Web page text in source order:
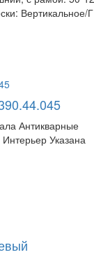
Вертикальное/
Антикварные
Указана